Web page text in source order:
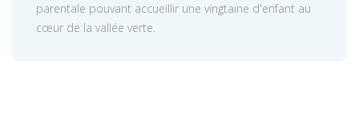
parentale pouvant accueillir une vingtaine d'enfant au
cœur de la vallée verte.